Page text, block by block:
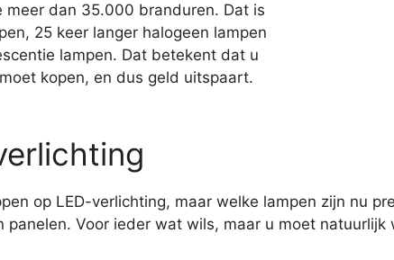
meer dan 35.000 branduren. Dat is
25 keer langer halogeen lampen
lampen. Dat betekent dat u
kopen, en dus geld uitspaart.
op LED-verlichting, maar welke lampen zijn nu
panelen. Voor ieder wat wils, maar u moet